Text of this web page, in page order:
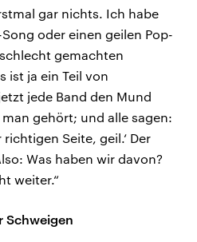
gar nichts. Ich habe
oder einen geilen Pop-
gemachten
ist ja ein Teil von
jede Band den Mund
gehört; und alle sagen:
richtigen Seite, geil.‘ Der
Was haben wir davon?
weiter.“
Schweigen